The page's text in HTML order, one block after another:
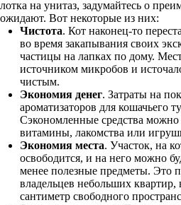
лотка на унитаз, задумайтесь о
ожидают. Вот некоторые из них:
Чистота. Кот наконец-то
во время закапывания своих
частицы на лапках по дому.
источником микробов и
чистым.
Экономия денег. Затраты на
ароматизаторов для кошачьего
Сэкономленные средства можно
витамины, лакомства или
Экономия места. Участок, на
освободится, и на него можно
менее полезные предметы. Это
владельцев небольших
сантиметр свободного